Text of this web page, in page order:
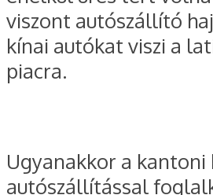
viszont autószállító
kínai autókat viszi a
piacra.
Ugyanakkor a
autószállítással